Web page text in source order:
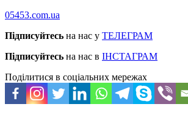
05453.com.ua
Підписуйтесь на нас у ТЕЛЕГРАМ
Підписуйтесь на нас в ІНСТАГРАМ
Поділитися в соціальних мережах